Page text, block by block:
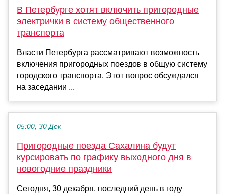
В Петербурге хотят включить пригородные
электрички в систему общественного
транспорта
Власти Петербурга рассматривают возможность
включения пригородных поездов в общую систему
городского транспорта. Этот вопрос обсуждался
на заседании ...
05:00, 30 Дек
Пригородные поезда Сахалина будут
курсировать по графику выходного дня в
новогодние праздники
Сегодня, 30 декабря, последний день в году